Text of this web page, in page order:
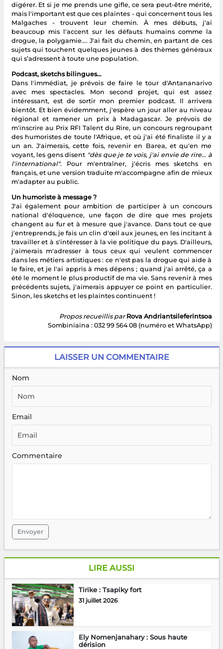
digérer. Et si je me prends une gifle, ce sera peut-être mérité,
mais l'important est que ces plaintes - qui concernent tous les
Malgaches - trouvent leur chemin. À mes débuts, j'ai
beaucoup mis l'accent sur les défauts humains comme la
drogue, la polygamie…. J'ai fait du chemin, en partant de ces
sujets qui touchent quelques jeunes à des thèmes généraux
qui s’adressent à toute une population.
Podcast, sketchs bilingues…
Dans l'immédiat, je prévois de faire le tour d'Antananarivo
avec mes spectacles. Mon second projet, qui est assez
intéressant, est de sortir mon premier podcast. Il arrivera
bientôt. Et bien évidemment, j'espère un jour aller au niveau
régional et ramener un prix à Madagascar. Je prévois de
m'inscrire au Prix RFI Talent du Rire, un concours regroupant
des humoristes de toute l'Afrique, et où j'ai été finaliste il y a
un an. J'aimerais, cette fois, revenir en Barea, et qu'en me
voyant, les gens disent "dès que je te vois, j'ai envie de rire… à
l'international". Pour m'entraîner, j'écris mes sketchs en
français, et une version traduite m'accompagne afin de mieux
m'adapter au public.
Un humoriste à message ?
J'ai également pour ambition de participer à un concours
national d'éloquence, une façon de dire que mes projets
changent au fur et à mesure que j'avance. Dans tout ce que
j'entreprends, je fais un clin d'œil aux jeunes, en les incitant à
travailler et à s'intéresser à la vie politique du pays. D'ailleurs,
j'aimerais m'adresser à tous ceux qui veulent commencer
dans les métiers artistiques : ce n'est pas la drogue qui aide à
le faire, et je l'ai appris à mes dépens ; quand j'ai arrêté, ça a
été le moment le plus productif de ma vie. Sans revenir à mes
précédents sujets, j'aimerais appuyer ce point en particulier.
Sinon, les sketchs et les plaintes continuent !
Propos recueillis par Rova Andriantsileferintsoa
Sombiniaina : 032 99 564 08 (numéro et WhatsApp)
LAISSER UN COMMENTAIRE
Nom
Email
Commentaire
Envoyer
LIRE AUSSI
Tirike : Tsapiky fort
31 juillet 2026
Ely Nomenjanahary : Sous haute
dérision